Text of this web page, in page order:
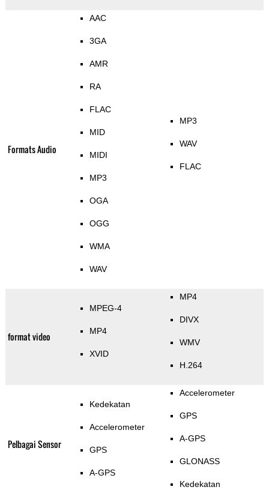
Formats Audio
AAC
3GA
AMR
RA
FLAC
MID
MIDI
MP3
OGA
OGG
WMA
WAV
MP3
WAV
FLAC
format video
MPEG-4
MP4
XVID
MP4
DIVX
WMV
H.264
Pelbagai Sensor
Kedekatan
Accelerometer
GPS
A-GPS
Accelerometer
GPS
A-GPS
GLONASS
Kedekatan